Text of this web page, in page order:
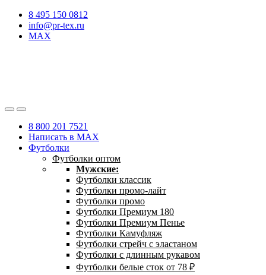
8 495 150 0812
info@pr-tex.ru
MAX
8 800 201 7521
Написать в MAX
Футболки
Футболки оптом
Мужские:
Футболки классик
Футболки промо-лайт
Футболки промо
Футболки Премиум 180
Футболки Премиум Пенье
Футболки Камуфляж
Футболки стрейч с эластаном
Футболки с длинным рукавом
Футболки белые сток от 78 ₽